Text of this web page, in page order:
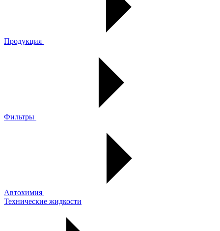
Продукция
Фильтры
Автохимия
Технические жидкости